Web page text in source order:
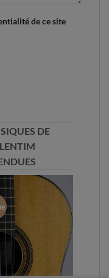
de ce site
DE